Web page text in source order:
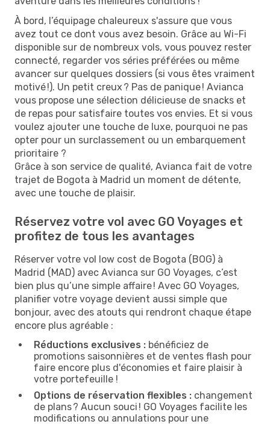
À bord, l’équipage chaleureux s'assure que vous
avez tout ce dont vous avez besoin. Grâce au Wi-Fi
disponible sur de nombreux vols, vous pouvez rester
connecté, regarder vos séries préférées ou même
avancer sur quelques dossiers (si vous êtes vraiment
motivé !). Un petit creux ? Pas de panique ! Avianca
vous propose une sélection délicieuse de snacks et
de repas pour satisfaire toutes vos envies. Et si vous
voulez ajouter une touche de luxe, pourquoi ne pas
opter pour un surclassement ou un embarquement
prioritaire ?
Grâce à son service de qualité, Avianca fait de votre
trajet de Bogota à Madrid un moment de détente,
avec une touche de plaisir.
Réservez votre vol avec GO Voyages et
profitez de tous les avantages
Réserver votre vol low cost de Bogota (BOG) à
Madrid (MAD) avec Avianca sur GO Voyages, c’est
bien plus qu’une simple affaire ! Avec GO Voyages,
planifier votre voyage devient aussi simple que
bonjour, avec des atouts qui rendront chaque étape
encore plus agréable :
Réductions exclusives : bénéficiez de
promotions saisonnières et de ventes flash pour
faire encore plus d'économies et faire plaisir à
votre portefeuille !
Options de réservation flexibles : changement
de plans ? Aucun souci ! GO Voyages facilite les
modifications ou annulations pour une